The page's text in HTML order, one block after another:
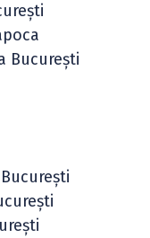
București